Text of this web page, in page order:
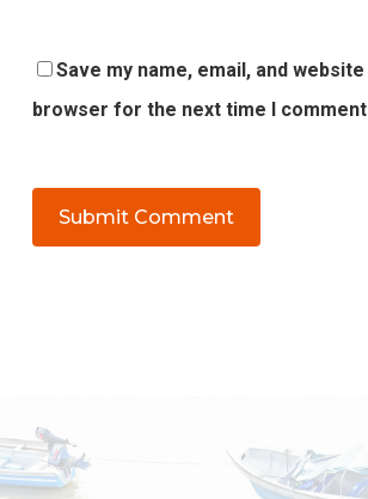
Save my name, email, and
browser for the next time I